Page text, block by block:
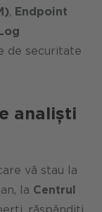
, Endpoint
de securitate
analiști
vă stau la
la Centrul
răspândiți